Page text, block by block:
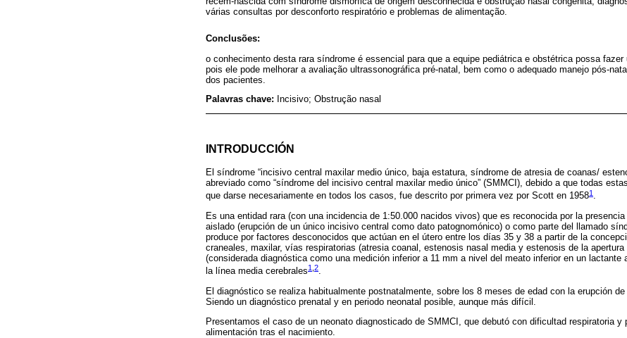
várias consultas por desconforto respiratório e problemas de alimentação.
Conclusões:
o conhecimento desta rara síndrome é essencial para que a equipe pediátrica e obstétrica possa fazer
pois ele pode melhorar a avaliação ultrassonográfica pré-natal, bem como o adequado manejo pós-
dos pacientes.
Palavras chave: Incisivo; Obstrução nasal
INTRODUCCIÓN
El síndrome “incisivo central maxilar medio único, baja estatura, síndrome de atresia de coanas/
abreviado como “síndrome del incisivo central maxilar medio único” (SMMCI), debido a que todas
que darse necesariamente en todos los casos, fue descrito por primera vez por Scott en 19581 .
Es una entidad rara (con una incidencia de 1:50.000 nacidos vivos) que es reconocida por la presencia
aislado (erupción de un único incisivo central como dato patognomónico) o como parte del llamado
produce por factores desconocidos que actúan en el útero entre los días 35 y 38 a partir de la
craneales, maxilar, vías respiratorias (atresia coanal, estenosis nasal media y estenosis de la apertura
(considerada diagnóstica como una medición inferior a 11 mm a nivel del meato inferior en un lactante
la línea media cerebrales1 2.
El diagnóstico se realiza habitualmente postnatalmente, sobre los 8 meses de edad con la erupción
Siendo un diagnóstico prenatal y en periodo neonatal posible, aunque más difícil.
Presentamos el caso de un neonato diagnosticado de SMMCI, que debutó con dificultad respiratoria y
alimentación tras el nacimiento.